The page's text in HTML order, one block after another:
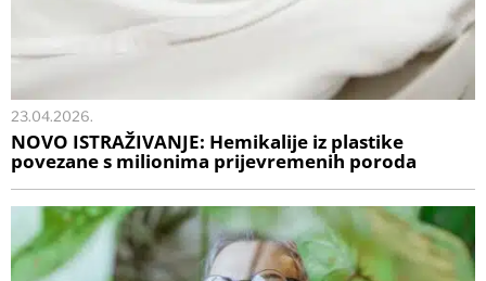
23.04.2026.
NOVO ISTRAŽIVANJE: Hemikalije iz plastike
povezane s milionima prijevremenih poroda